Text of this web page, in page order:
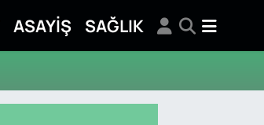
ASAYİŞ SAĞLIK